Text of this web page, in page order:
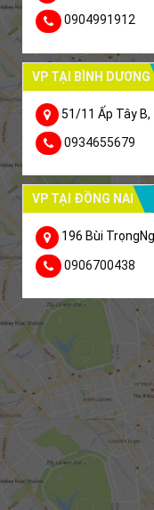
0904991912
VP TẠI BÌNH DƯƠNG
51/11 Ấp Tây B,
0934655679
VP TẠI ĐỒNG NAI
196 Bùi
0906700438